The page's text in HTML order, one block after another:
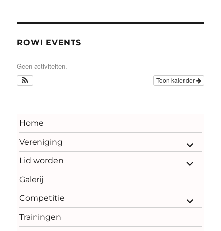
ROWI EVENTS
Geen activiteiten.
Toon kalender
Home
Vereniging
submenu
Lid worden
submenu
Galerij
Competitie
submenu
Trainingen